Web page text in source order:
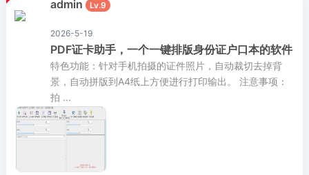
admin Lv.9
2026-5-19
PDF证卡助手，一个一键排版身份证户口本的软件
特色功能：针对手机拍摄的证件照片，自动裁切去掉背
景，自动拼版到A4纸上方便进行打印输出。 注意事项：
拍 ...